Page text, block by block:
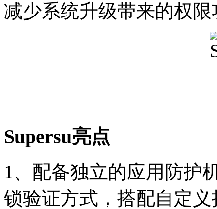
减少系统升级带来的权
Supersu亮点
1、配备独立的应用防护
锁验证方式，搭配自定